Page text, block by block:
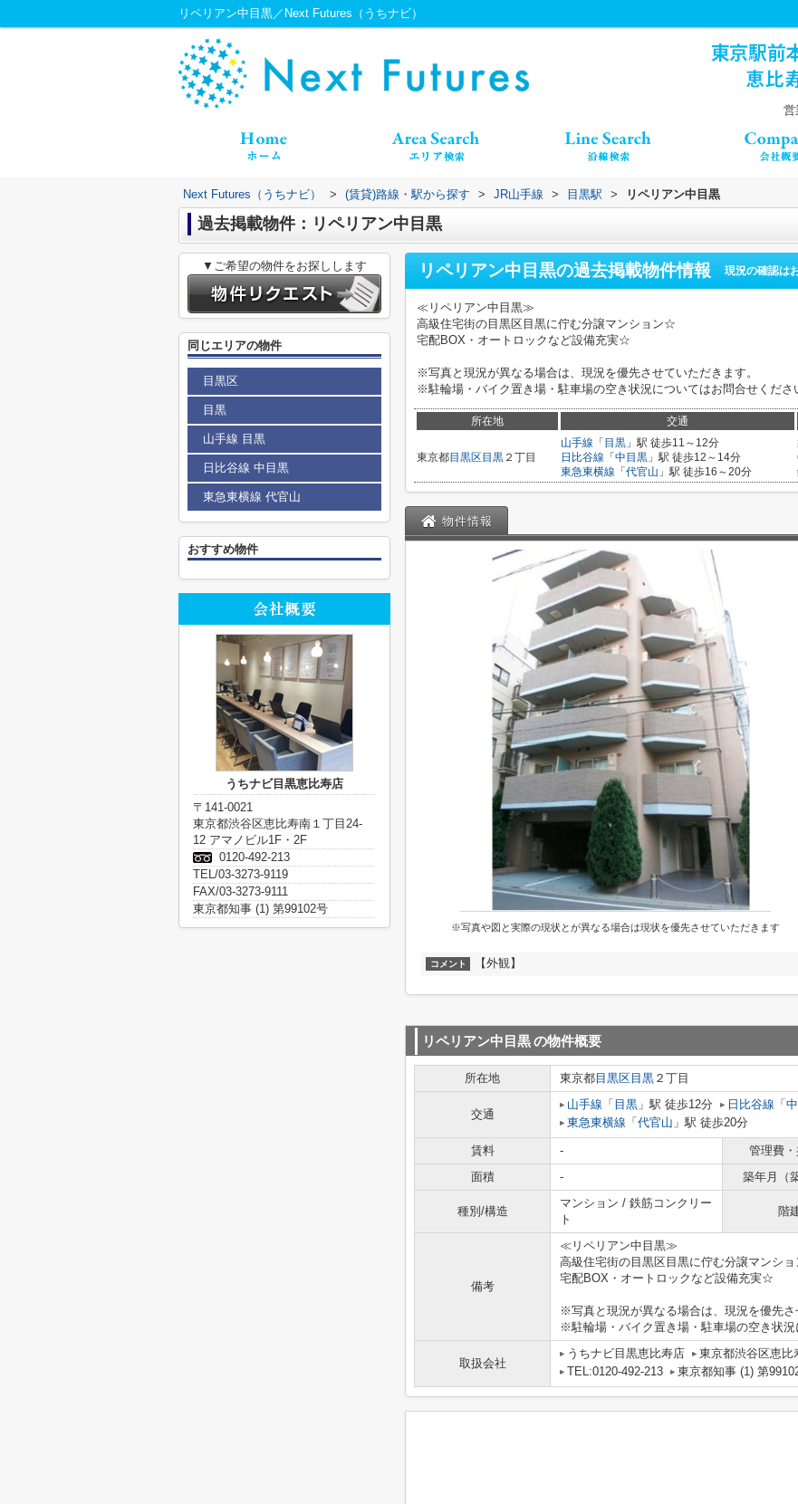
リペリアン中目黒／Next Futures（うちナビ）
営
Next Futures（うちナビ） > (賃貸)路線・駅から探す > JR山手線 > 目黒駅 > リペリアン中目黒
過去掲載物件：リペリアン中目黒
リペリアン中目黒の過去掲載物件情報 現況の確認は
≪リペリアン中目黒≫
高級住宅街の目黒区目黒に佇む分譲マンション☆
宅配BOX・オートロックなど設備充実☆
※写真と現況が異なる場合は、現況を優先させていただきます。
※駐輪場・バイク置き場・駐車場の空き状況についてはお問合せくださ
所在地 交通
東京都目黒区 目黒 ２丁目
山手線 「 目黒 」駅 徒歩11～12分
日比谷線 「 中目黒 」駅 徒歩12～14分
東急東横線 「 代官山 」駅 徒歩16～20分
物件情報
※写真や図と実際の現状とが異なる場合は現状を優先させていただきます
コメント 【外観】
リペリアン中目黒の物件概要
所在地 東京都目黒区目黒 ２丁目
交通
山手線 「 目黒 」駅 徒歩12分 日比谷線 「
東急東横線 「 代官山 」駅 徒歩20分
賃料 - 管理費
面積
- 築年月（
種別/構造
マンション / 鉄筋コンクリー
ト
階
備考
≪リペリアン中目黒≫
高級住宅街の目黒区目黒に佇む分譲マンシ
宅配BOX・オートロックなど設備充実☆
※写真と現況が異なる場合は、現況を優先さ
※駐輪場・バイク置き場・駐車場の空き状況
取扱会社
うちナビ目黒恵比寿店
東京都渋谷区恵比
TEL:0120-492-213
東京都知事 (1) 第
▼ご希望の物件をお探しします
同じエリアの物件
目黒区
目黒
山手線 目黒
日比谷線 中目黒
東急東横線 代官山
おすすめ物件
うちナビ目黒恵比寿店
〒141-0021
東京都渋谷区恵比寿南１丁目24-
12 アマノビル1F・2F
0120-492-213
TEL/03-3273-9119
FAX/03-3273-9111
東京都知事 (1) 第99102号